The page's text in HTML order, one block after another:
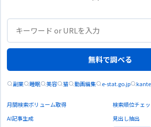
項目
設定値
サーバーUR
L
https://
無料で調べる
副業 睡眠 美容 猫 動画編集 e-stat.go.jp
月間検索ボリューム取得
検索順位チェ
AI記事生成
見出し抽出